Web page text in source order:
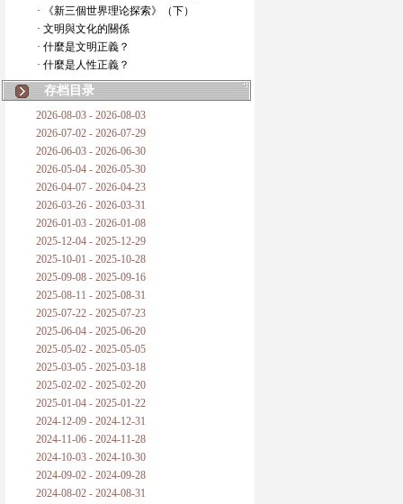
· 《新三個世界理论探索》（下）
· 文明與文化的關係
· 什麼是文明正義？
· 什麼是人性正義？
存档目录
2026-08-03 - 2026-08-03
2026-07-02 - 2026-07-29
2026-06-03 - 2026-06-30
2026-05-04 - 2026-05-30
2026-04-07 - 2026-04-23
2026-03-26 - 2026-03-31
2026-01-03 - 2026-01-08
2025-12-04 - 2025-12-29
2025-10-01 - 2025-10-28
2025-09-08 - 2025-09-16
2025-08-11 - 2025-08-31
2025-07-22 - 2025-07-23
2025-06-04 - 2025-06-20
2025-05-02 - 2025-05-05
2025-03-05 - 2025-03-18
2025-02-02 - 2025-02-20
2025-01-04 - 2025-01-22
2024-12-09 - 2024-12-31
2024-11-06 - 2024-11-28
2024-10-03 - 2024-10-30
2024-09-02 - 2024-09-28
2024-08-02 - 2024-08-31